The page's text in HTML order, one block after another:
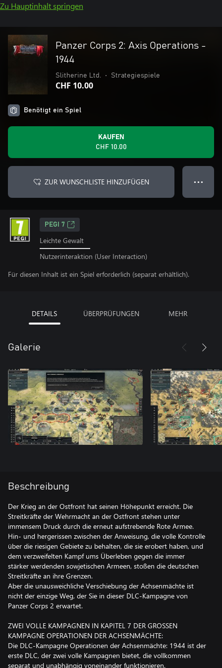
Zu Hauptinhalt springen
Panzer Corps 2: Axis Operations -
1944
Slitherine Ltd. • Strategiespiele
CHF 10.00
Benötigt ein Spiel
KAUFEN
CHF 10.00
ZUR WUNSCHLISTE HINZUFÜGEN ● ● ●
PEGI 7
Leichte Gewalt
Nutzerinteraktion (User Interaction)
Für diesen Inhalt ist ein Spiel erforderlich (separat erhältlich).
DETAILS ÜBERPRÜFUNGEN MEHR
Galerie
Beschreibung
Der Krieg an der Ostfront hat seinen Höhepunkt erreicht. Die
Streitkräfte der Wehrmacht an der Ostfront stehen unter
immensem Druck durch die erneut aufstrebende Rote Armee.
Hin- und hergerissen zwischen der Anweisung, die volle Kontrolle
über die riesigen Gebiete zu behalten, die sie erobert haben, und
dem verzweifelten Kampf ums Überleben gegen die immer
stärker werdenden sowjetischen Armeen, stoßen die deutschen
Streitkräfte an ihre Grenzen.
Aber die unausweichliche Verschiebung der Achsenmächte ist
nicht der einzige Weg, der Sie in dieser DLC-Kampagne von
Panzer Corps 2 erwartet.
ZWEI VOLLE KAMPAGNEN IN KAPITEL 7 DER GROSSEN
KAMPAGNE OPERATIONEN DER ACHSENMÄCHTE:
Die DLC-Kampagne Operationen der Achsenmächte: 1944 ist der
erste DLC, der zwei volle Kampagnen bietet, die vollkommen
separat und unabhängig voneinander funktionieren.